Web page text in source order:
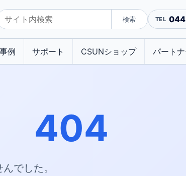
検索
例 サポート CSUNショップ パート
404
でした。